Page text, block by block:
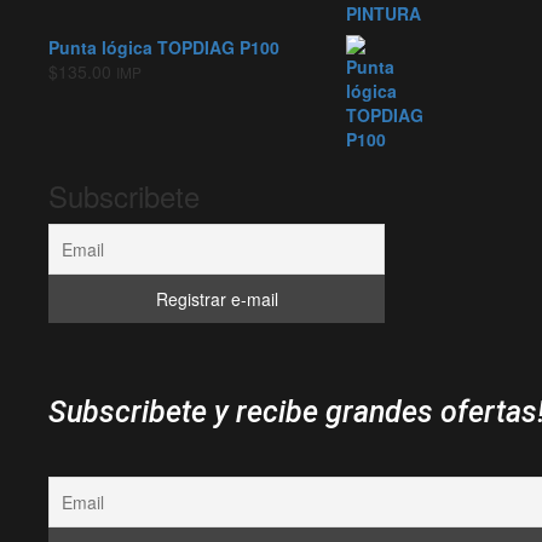
Punta lógica TOPDIAG P100
$ 135.00 IMP
Subscribete
Subscribete y recibe grandes